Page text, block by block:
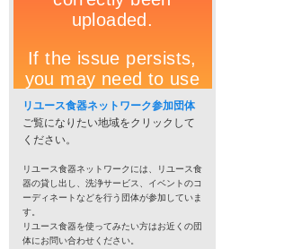
リユース食器ネットワーク参加団体
ご覧になりたい地域をクリックして
ください。
リユース食器ネットワークには、リユース食
器の貸し出し、洗浄サービス、イベントのコ
ーディネートなどを行う団体が参加していま
す。
リユース食器を使ってみたい方はお近くの団
体にお問い合わせください。